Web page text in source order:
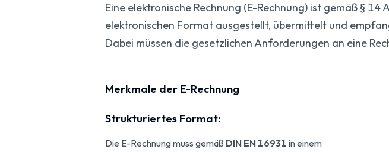
Eine elektronische Rechnung (E-Rechnung) ist gemäß §
elektronischen Format ausgestellt, übermittelt und
Dabei müssen die gesetzlichen Anforderungen an eine
Merkmale der E-Rechnung
Strukturiertes Format:
Die E-Rechnung muss gemäß DIN EN 16931 in einem